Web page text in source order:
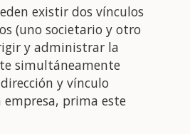
existir dos vínculos
(uno societario y otro
y administrar la
simultáneamente
y vínculo
prima este